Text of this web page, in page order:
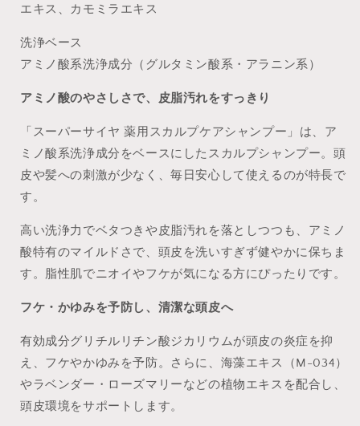
エキス、カモミラエキス
洗浄ベース
アミノ酸系洗浄成分（グルタミン酸系・アラニン系）
アミノ酸のやさしさで、皮脂汚れをすっきり
「スーパーサイヤ 薬用スカルプケアシャンプー」は、ア
ミノ酸系洗浄成分をベースにしたスカルプシャンプー。頭
皮や髪への刺激が少なく、毎日安心して使えるのが特長で
す。
高い洗浄力でベタつきや皮脂汚れを落としつつも、アミノ
酸特有のマイルドさで、頭皮を洗いすぎず健やかに保ちま
す。脂性肌でニオイやフケが気になる方にぴったりです。
フケ・かゆみを予防し、清潔な頭皮へ
有効成分グリチルリチン酸ジカリウムが頭皮の炎症を抑
え、フケやかゆみを予防。さらに、海藻エキス（M-034）
やラベンダー・ローズマリーなどの植物エキスを配合し、
頭皮環境をサポートします。